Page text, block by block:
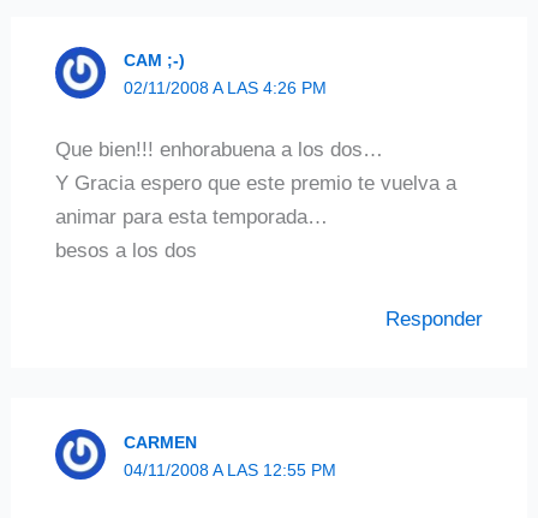
CAM ;-)
02/11/2008 A LAS 4:26 PM
Que bien!!! enhorabuena a los dos…
Y Gracia espero que este premio te vuelva a
animar para esta temporada…
besos a los dos
Responder
CARMEN
04/11/2008 A LAS 12:55 PM